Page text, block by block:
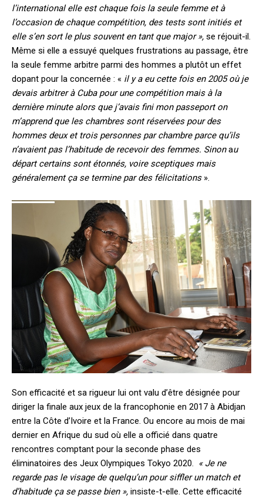
l’international elle est chaque fois la seule femme et à
l’occasion de chaque compétition, des tests sont initiés et
elle s’en sort le plus souvent en tant que major », se réjouit-il.
Même si elle a essuyé quelques frustrations au passage, être
la seule femme arbitre parmi des hommes a plutôt un effet
dopant pour la concernée : « il y a eu cette fois en 2005 où je
devais arbitrer à Cuba pour une compétition mais à la
dernière minute alors que j’avais fini mon passeport on
m’apprend que les chambres sont réservées pour des
hommes deux et trois personnes par chambre parce qu’ils
n’avaient pas l’habitude de recevoir des femmes. Sinonau
départ certains sont étonnés, voire sceptiques mais
généralement ça se termine par des félicitations».
Son efficacité et sa rigueur lui ont valu d’être désignée pour
diriger la finale aux jeux de la francophonie en 2017 à Abidjan
entre la Côte d’Ivoire et la France. Ou encore au mois de mai
dernier en Afrique du sud où elle a officié dans quatre
rencontres comptant pour la seconde phase des
éliminatoires des Jeux Olympiques Tokyo 2020.
« Je ne
regarde pas le visage de quelqu’un pour siffler un match et
d’habitude ça se passe bien », insiste-t-elle. Cette efficacité